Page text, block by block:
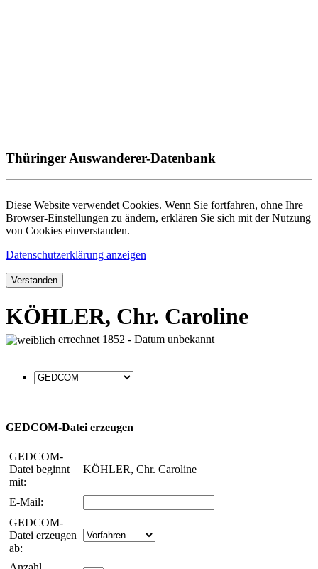
Thüringer Auswanderer-Datenbank
Diese Website verwendet Cookies. Wenn Sie fortfahren, ohne Ihre
Browser-Einstellungen zu ändern, erklären Sie sich mit der Nutzung
von Cookies einverstanden.
Datenschutzerklärung anzeigen
Verstanden
KÖHLER, Chr. Caroline
errechnet 1852 - Datum unbekannt
GEDCOM-Datei erzeugen
GEDCOM-
Datei beginnt
mit:
KÖHLER, Chr. Caroline
E-Mail:
GEDCOM-
Datei erzeugen
ab: